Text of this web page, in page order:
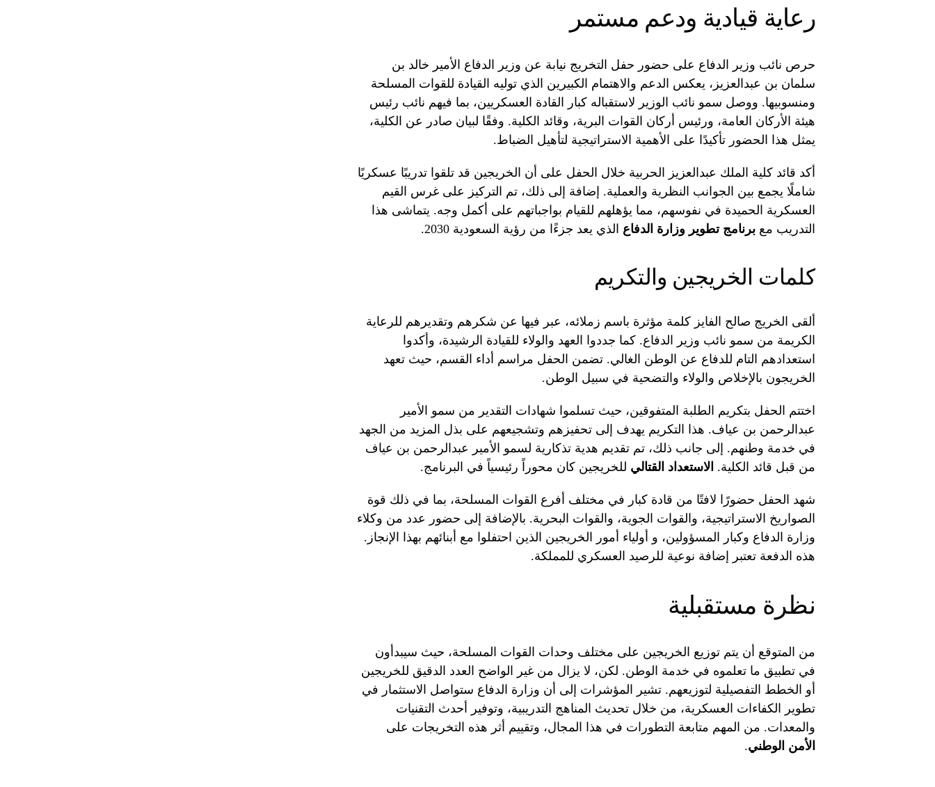
رعاية قيادية ودعم مستمر
حرص نائب وزير الدفاع على حضور حفل التخريج نيابة عن وزير الدفاع الأمير خالد بن
سلمان بن عبدالعزيز، يعكس الدعم والاهتمام الكبيرين الذي توليه القيادة للقوات المسلحة
ومنسوبيها. ووصل سمو نائب الوزير لاستقباله كبار القادة العسكريين، بما فيهم نائب رئيس
هيئة الأركان العامة، ورئيس أركان القوات البرية، وقائد الكلية. وفقًا لبيان صادر عن الكلية،
يمثل هذا الحضور تأكيدًا على الأهمية الاستراتيجية لتأهيل الضباط.
أكد قائد كلية الملك عبدالعزيز الحربية خلال الحفل على أن الخريجين قد تلقوا تدريبًا عسكريًا
شاملًا يجمع بين الجوانب النظرية والعملية. إضافة إلى ذلك، تم التركيز على غرس القيم
العسكرية الحميدة في نفوسهم، مما يؤهلهم للقيام بواجباتهم على أكمل وجه. يتماشى هذا
التدريب مع برنامج تطوير وزارة الدفاع الذي يعد جزءًا من رؤية السعودية 2030.
كلمات الخريجين والتكريم
ألقى الخريج صالح الفايز كلمة مؤثرة باسم زملائه، عبر فيها عن شكرهم وتقديرهم للرعاية
الكريمة من سمو نائب وزير الدفاع. كما جددوا العهد والولاء للقيادة الرشيدة، وأكدوا
استعدادهم التام للدفاع عن الوطن الغالي. تضمن الحفل مراسم أداء القسم، حيث تعهد
الخريجون بالإخلاص والولاء والتضحية في سبيل الوطن.
اختتم الحفل بتكريم الطلبة المتفوقين، حيث تسلموا شهادات التقدير من سمو الأمير
عبدالرحمن بن عياف. هذا التكريم يهدف إلى تحفيزهم وتشجيعهم على بذل المزيد من الجهد
في خدمة وطنهم. إلى جانب ذلك، تم تقديم هدية تذكارية لسمو الأمير عبدالرحمن بن عياف
من قبل قائد الكلية. الاستعداد القتالي للخريجين كان محوراً رئيسياً في البرنامج.
شهد الحفل حضورًا لافتًا من قادة كبار في مختلف أفرع القوات المسلحة، بما في ذلك قوة
الصواريخ الاستراتيجية، والقوات الجوية، والقوات البحرية. بالإضافة إلى حضور عدد من وكلاء
وزارة الدفاع وكبار المسؤولين، و أولياء أمور الخريجين الذين احتفلوا مع أبنائهم بهذا الإنجاز.
هذه الدفعة تعتبر إضافة نوعية للرصيد العسكري للمملكة.
نظرة مستقبلية
من المتوقع أن يتم توزيع الخريجين على مختلف وحدات القوات المسلحة، حيث سيبدأون
في تطبيق ما تعلموه في خدمة الوطن. لكن، لا يزال من غير الواضح العدد الدقيق للخريجين
أو الخطط التفصيلية لتوزيعهم. تشير المؤشرات إلى أن وزارة الدفاع ستواصل الاستثمار في
تطوير الكفاءات العسكرية، من خلال تحديث المناهج التدريبية، وتوفير أحدث التقنيات
والمعدات. من المهم متابعة التطورات في هذا المجال، وتقييم أثر هذه التخريجات على
الأمن الوطني.